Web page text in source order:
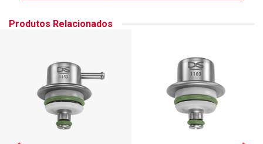
Produtos Relacionados